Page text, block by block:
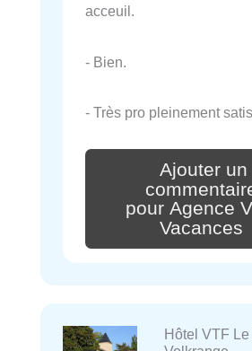
acceuil.
- Bien.
- Très pro pleinement
Ajouter un
pour Agence
Vacances
Hôtel VTF